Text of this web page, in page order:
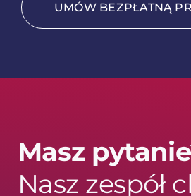
UMÓW BEZPŁATNĄ
Masz
Nasz zespół